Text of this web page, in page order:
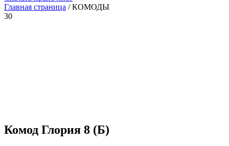
Главная страница / КОМОДЫ
30
Комод Глория 8 (Б)